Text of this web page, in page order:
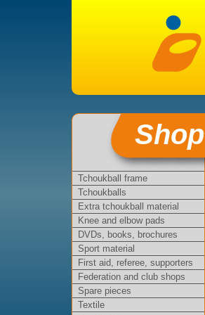
Shop
Tchoukball frame
Tchoukballs
Extra tchoukball material
Knee and elbow pads
DVDs, books, brochures
Sport material
First aid, referee, supporters
Federation and club shops
Spare pieces
Textile